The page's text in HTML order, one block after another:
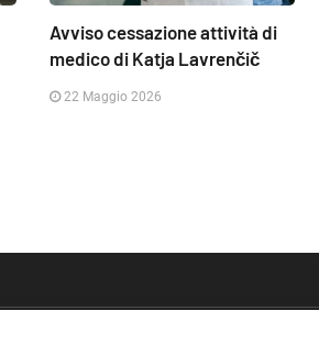
Avviso cessazione attività di
medico di Katja Lavrenčič
22 Maggio 2026